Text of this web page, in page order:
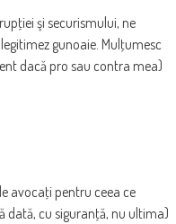
şi securismului, ne
gunoaie. Mulţumesc
dacă pro sau contra mea)
avocaţi pentru ceea ce
dată, cu siguranţă, nu ultima)